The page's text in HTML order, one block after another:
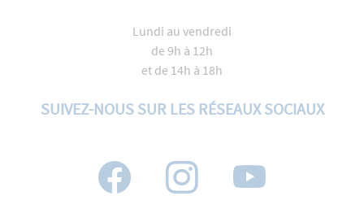
Lundi au vendredi
de 9h à 12h
et de 14h à 18h
SUIVEZ-NOUS SUR LES RÉSEAUX SOCIAUX